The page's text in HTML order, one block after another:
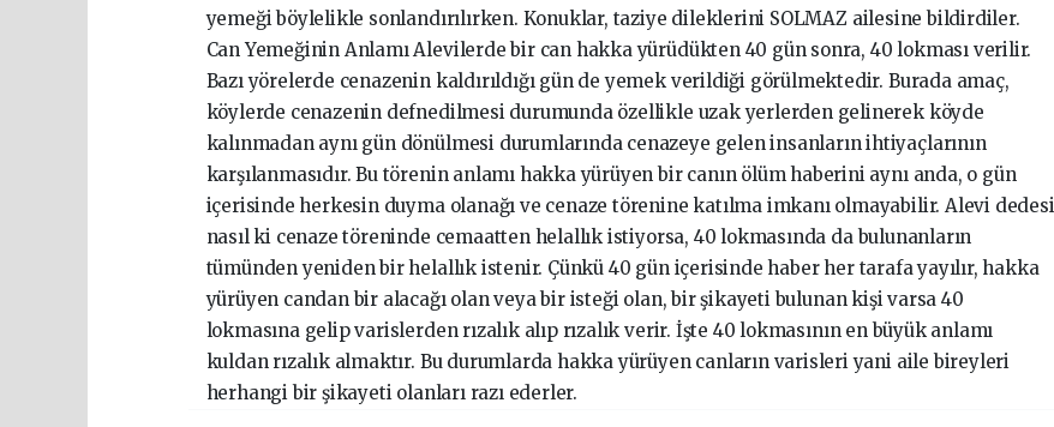
yemeği böylelikle sonlandırılırken. Konuklar, taziye dileklerini SOLMAZ ailesine bildirdiler.
Can Yemeğinin Anlamı Alevilerde bir can hakka yürüdükten 40 gün sonra, 40 lokması verilir.
Bazı yörelerde cenazenin kaldırıldığı gün de yemek verildiği görülmektedir. Burada amaç,
köylerde cenazenin defnedilmesi durumunda özellikle uzak yerlerden gelinerek köyde
kalınmadan aynı gün dönülmesi durumlarında cenazeye gelen insanların ihtiyaçlarının
karşılanmasıdır. Bu törenin anlamı hakka yürüyen bir canın ölüm haberini aynı anda, o gün
içerisinde herkesin duyma olanağı ve cenaze törenine katılma imkanı olmayabilir. Alevi dedesi
nasıl ki cenaze töreninde cemaatten helallık istiyorsa, 40 lokmasında da bulunanların
tümünden yeniden bir helallık istenir. Çünkü 40 gün içerisinde haber her tarafa yayılır, hakka
yürüyen candan bir alacağı olan veya bir isteği olan, bir şikayeti bulunan kişi varsa 40
lokmasına gelip varislerden rızalık alıp rızalık verir. İşte 40 lokmasının en büyük anlamı
kuldan rızalık almaktır. Bu durumlarda hakka yürüyen canların varisleri yani aile bireyleri
herhangi bir şikayeti olanları razı ederler.